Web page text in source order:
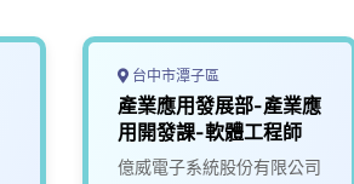
台中市潭子區
產業應用發展部-產業應
用開發課-軟體工程師
億威電子系統股份有限公司